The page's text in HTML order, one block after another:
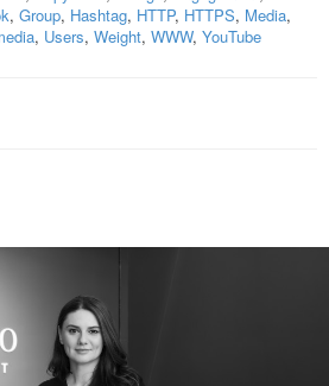
, Group, Hashtag, HTTP, HTTPS, Media,
, Users, Weight, WWW, YouTube